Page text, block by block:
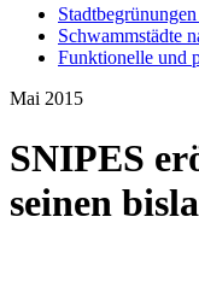
Schwammstädte
Funktionelle und
Mai 2015
SNIPES
seinen